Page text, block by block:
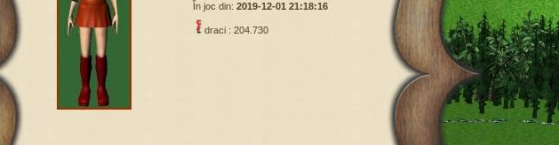
În joc din: 2019-12-01 21:18:16
draci : 204.730